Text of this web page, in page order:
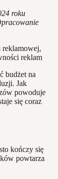
roku
budżet na
Jak
powoduje
się coraz
kończy się
powtarza